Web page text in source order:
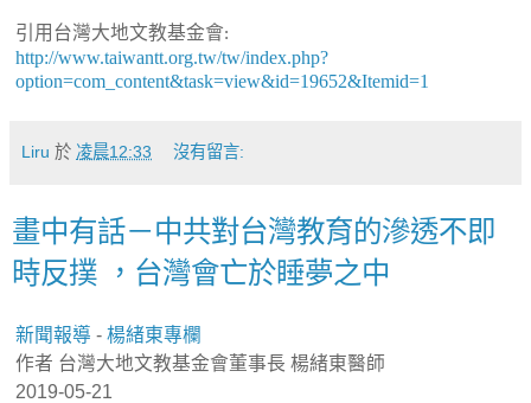
引用台灣大地文教基金會:
http://www.taiwantt.org.tw/tw/index.php?
option=com_content&task=view&id=19652&Itemid=1
Liru 於 凌晨12:33 沒有留言:
畫中有話－中共對台灣教育的滲透不即
時反撲 ，台灣會亡於睡夢之中
新聞報導 - 楊緒東專欄
作者 台灣大地文教基金會董事長 楊緒東醫師
2019-05-21